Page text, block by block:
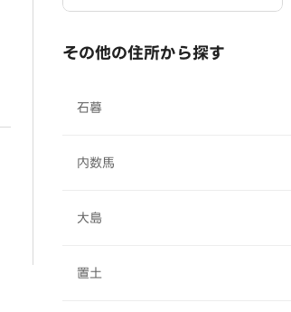
その他の住所から探す
石暮
内数馬
大島
置土